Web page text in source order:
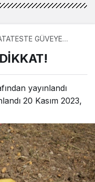
GÜVEYE
yayınlandı
20 Kasım 2023,